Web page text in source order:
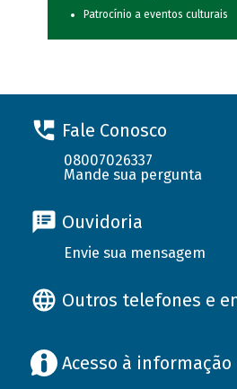
Patrocínio a eventos culturais
Fale Conosco
08007026337
Mande sua pergunta
Ouvidoria
Envie sua mensagem
Outros telefones e
Acesso à informação